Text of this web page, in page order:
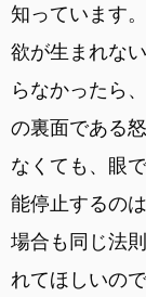
知っています
欲が生まれな
らなかったら
の裏面である
なくても、眼
能停止するの
場合も同じ法
れてほしいの